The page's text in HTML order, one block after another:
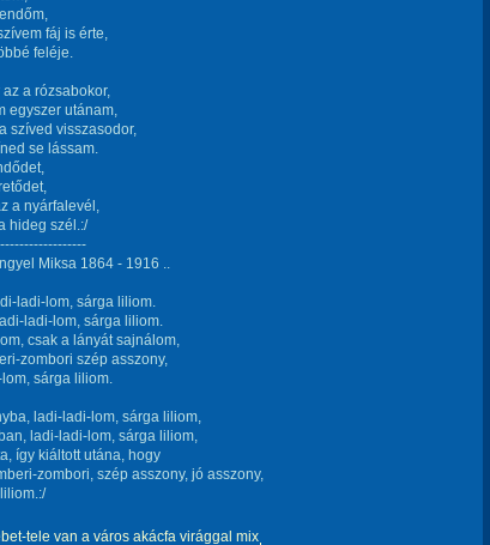
fáj is érte,
feléje.
a rózsabokor,
egyszer utánam,
szíved visszasodor,
se lássam.
a nyárfalevél,
hideg szél.:/
Miksa 1864 - 1916 ..
ladi-lom, sárga liliom.
ladi-lom, sárga liliom.
csak a lányát sajnálom,
zombori szép asszony,
sárga liliom.
ladi-ladi-lom, sárga liliom,
ladi-ladi-lom, sárga liliom,
így kiáltott utána, hogy
zombori, szép asszony, jó asszony,
tele van a város akácfa virággal mix